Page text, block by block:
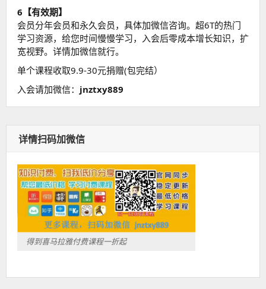
6【有效期】
会员分年会员和永久会员，具体加微信咨询。超6T的热门
学习资源，给您时间慢慢学习，入会后零成本增长知识，扩
宽视野。详情加微信就行。
单个课程收取9.9-30元捐赠(包完结）
入会请加微信： jnztxy889
详情扫码加微信
得到喜马拉雅付费课程一折起